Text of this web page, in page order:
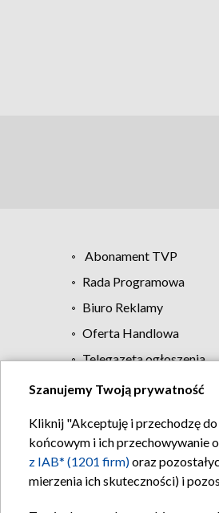
Abonament TVP
Rada Programowa
Biuro Reklamy
Oferta Handlowa
Telegazeta ogłoszenia
Szanujemy Twoją prywatność
Kliknij "Akceptuję i przechodzę
końcowym i ich przechowywanie
z IAB* (1201 firm)oraz
mierzenia ich skuteczności) i